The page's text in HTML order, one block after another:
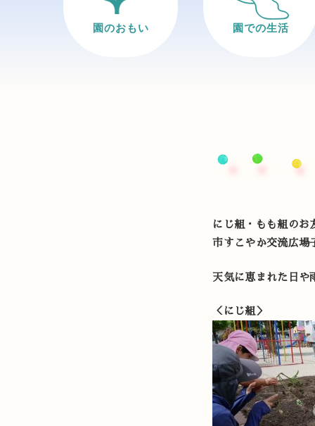
園のおもい 園での生活
にじ組・もも組のお
市すこやか交流広場
天気に恵まれた日や
＜にじ組＞